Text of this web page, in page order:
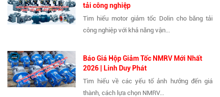
tải công nghiệp
Tìm hiểu motor giảm tốc Dolin cho băng tải
công nghiệp với khả năng vận...
Báo Giá Hộp Giảm Tốc NMRV Mới Nhất
2026 | Linh Duy Phát
Tìm hiểu về các yếu tố ảnh hưởng đến giá
thành, cách lựa chọn NMRV...